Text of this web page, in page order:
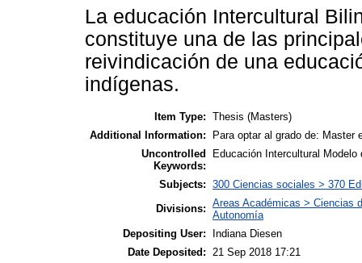
La educación Intercultural
constituye una de las
reivindicación de una
indígenas.
Item Type: Thesis (Masters)
Additional Information:
Para optar al grado de: Master
Uncontrolled
Keywords:
Educación Intercultural
Subjects: 300 Ciencias sociales > 370
Divisions: Areas Académicas > Ciencias
Autonomía
Depositing User:
Indiana Diesen
Date Deposited:
21 Sep 2018 17:21